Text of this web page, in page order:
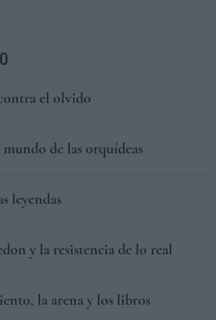
el olvido
de las orquídeas
leyendas
y la resistencia de lo real
la arena y los libros